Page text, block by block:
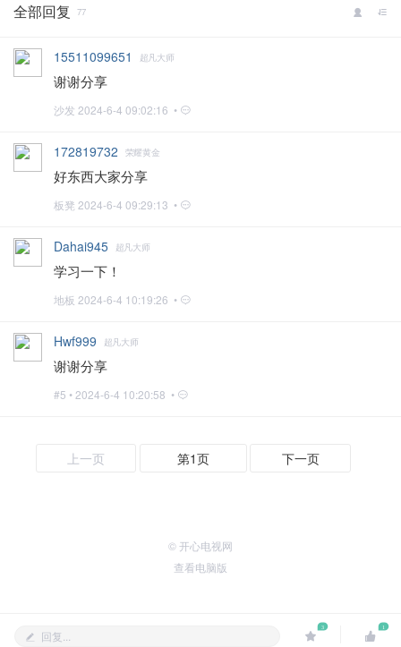
全部回复 77
15511099651 超凡大师
谢谢分享
沙发 2024-6-4 09:02:16 •
172819732 荣耀黄金
好东西大家分享
板凳 2024-6-4 09:29:13 •
Dahai945 超凡大师
学习一下！
地板 2024-6-4 10:19:26 •
Hwf999 超凡大师
谢谢分享
#5 • 2024-6-4 10:20:58 •
回复...
1
3
上一页 第1页 下一页
© 开心电视网
查看电脑版